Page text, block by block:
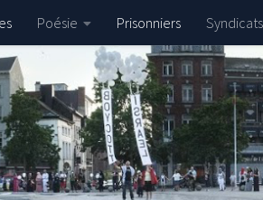
Poésie Prisonniers Syndicats